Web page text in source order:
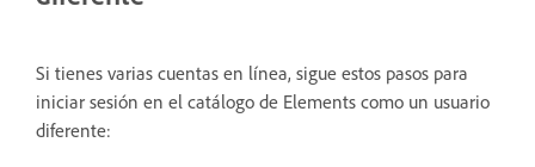
Si tienes varias cuentas en línea, sigue estos pasos para
iniciar sesión en el catálogo de Elements como un usuario
diferente: